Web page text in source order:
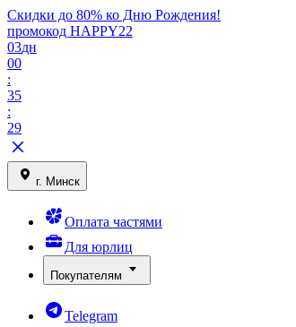
Скидки до 80% ко Дню Рождения!
промокод HAPPY22
03дн
00
:
35
:
29
г. Минск
Оплата частями
Для юрлиц
Покупателям
Telegram